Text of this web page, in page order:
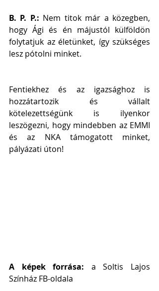
B. P. P.: Nem titok már a közegben,
hogy Ági és én májustól külföldön
folytatjuk az életünket, így szükséges
lesz pótolni minket.
Fentiekhez és az igazsághoz is
hozzátartozik és vállalt
kötelezettségünk is ilyenkor
leszögezni, hogy mindebben az EMMI
és az NKA támogatott minket,
pályázati úton!
A képek forrása: a Soltis Lajos
Színház FB-oldala